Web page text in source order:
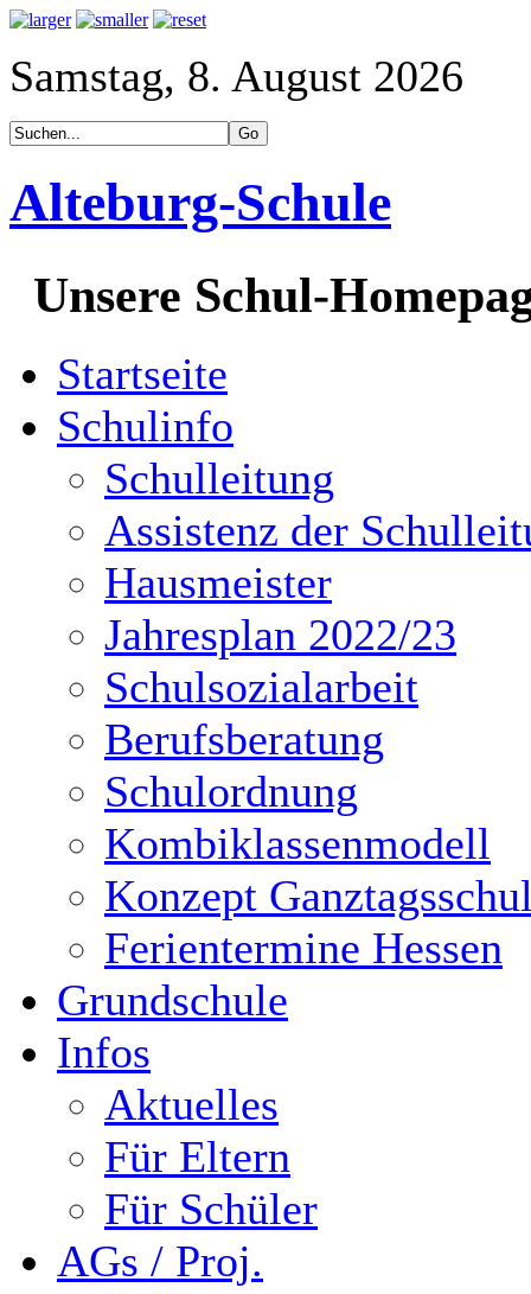
Samstag, 8. August 2026
Alteburg-Schule
Unsere Schul-
Startseite
Schulinfo
Schulleitung
Assistenz der
Hausmeister
Jahresplan 2022/23
Schulsozialarbeit
Berufsberatung
Schulordnung
Kombiklassenmodell
Konzept
Ferientermine Hessen
Grundschule
Infos
Aktuelles
Für Eltern
Für Schüler
AGs / Proj.